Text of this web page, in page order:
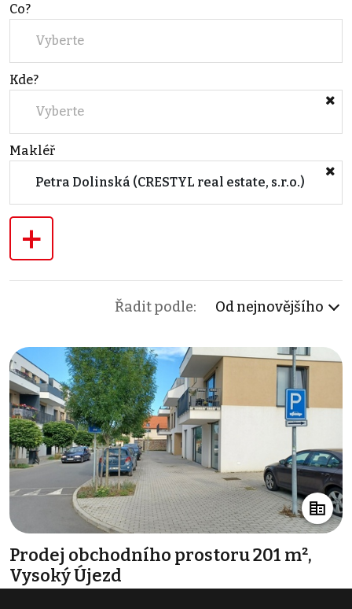
Co?
Vyberte
Kde?
Vyberte
Makléř
Petra Dolinská (CRESTYL real estate, s.r.o.)
+
Řadit podle: Od nejnovějšího
Prodej obchodního prostoru 201 m²,
Vysoký Újezd